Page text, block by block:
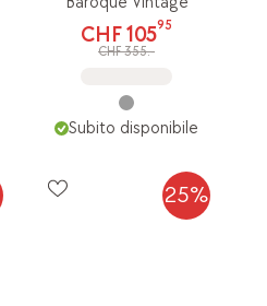
CHF 10595
CHF 355.-
Subito disponibile
25%